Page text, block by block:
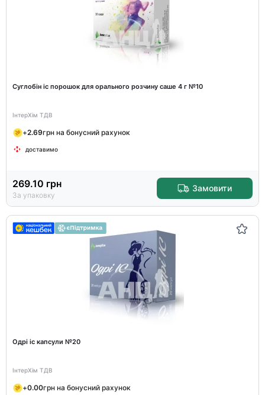
Суглобін ic порошок для орального розчину саше 4 г №10
ІнтерХім ТДВ
+2.69грн на бонусний рахунок
доставимо
269.10 грн
За упаковку
Замовити
Одрі ic капсули №20
ІнтерХім ТДВ
+0.00грн на бонусний рахунок